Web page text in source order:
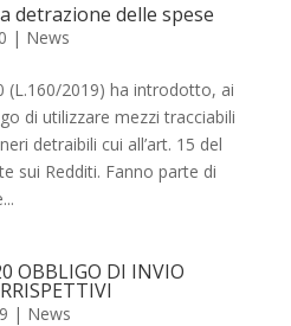
detrazione delle spese
| News
(L.160/2019) ha introdotto, ai
di utilizzare mezzi tracciabili
detraibili cui all’art. 15 del
sui Redditi. Fanno parte di
OBBLIGO DI INVIO
| News